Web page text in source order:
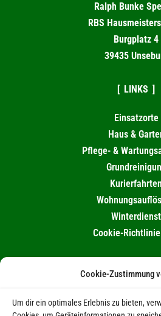
Cookie-Zustimmung
Um dir ein optimales Erlebnis zu bieten,
Ralph Bunke
RBS
Burgplatz 4
39435
LINKS
Einsatzorte
Haus &
Pflege- &
Kurierfahrten
Winterdienst
Cookie-Richtlinie
039263 /